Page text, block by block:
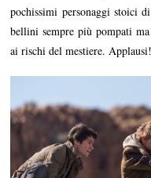
pochissimi personaggi stoici
bellini sempre più pompati
ai rischi del mestiere. Applausi!